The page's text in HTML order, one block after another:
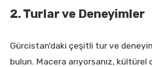
2. Turlar ve Deneyimler
Gürcistan'daki çeşitli tur ve
bulun. Macera arıyorsanız,